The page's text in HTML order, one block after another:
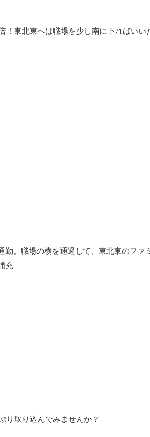
！東北東へは職場を少し南に下ればいい
。職場の横を通過して、東北東のファ
充！
り取り込んでみませんか？